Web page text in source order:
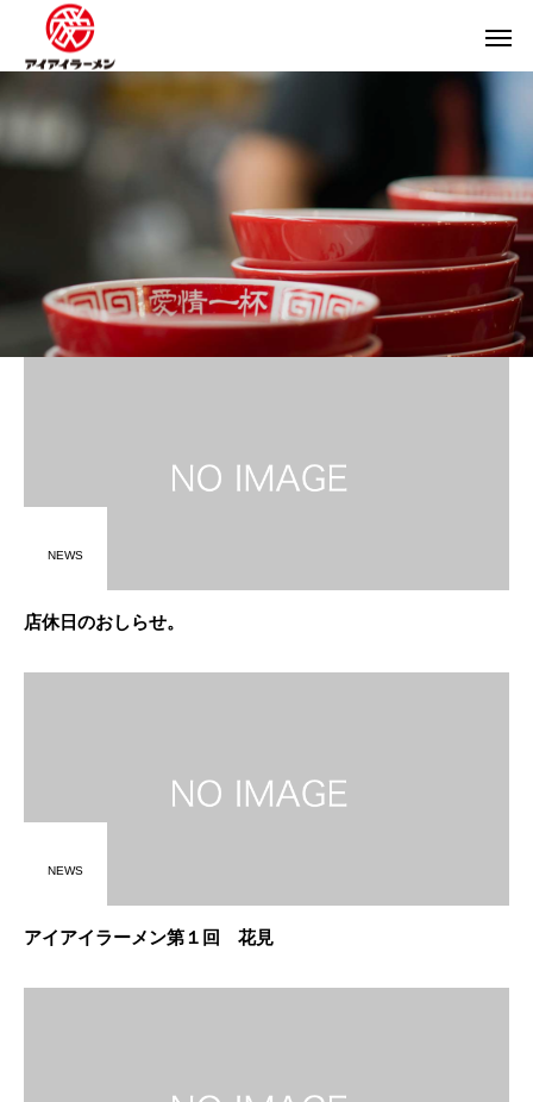
NEWS
店休日のおしらせ。
NEWS
アイアイラーメン第１回 花見